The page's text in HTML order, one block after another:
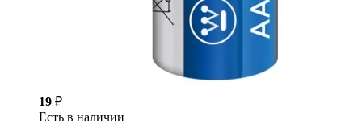
19 ₽
Есть в наличии